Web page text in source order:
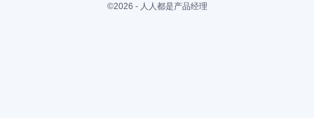
©2026 - 人人都是产品经理